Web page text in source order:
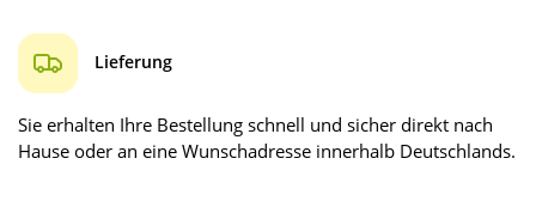
Lieferung
Sie erhalten Ihre Bestellung schnell und sicher direkt nach
Hause oder an eine Wunschadresse innerhalb Deutschlands.